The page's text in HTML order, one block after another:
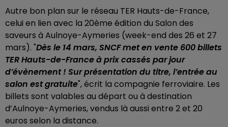
Autre bon plan sur le réseau TER Hauts-de-France,
celui en lien avec la 20ème édition du Salon des
saveurs à Aulnoye-Aymeries (week-end des 26 et 27
mars). "Dès le 14 mars, SNCF met en vente 600 billets
TER Hauts-de-France à prix cassés par jour
d’évènement ! Sur présentation du titre, l’entrée au
salon est gratuite", écrit la compagnie ferroviaire. Les
billets sont valables au départ ou à destination
d’Aulnoye-Aymeries, vendus là aussi entre 2 et 20
euros selon la distance.